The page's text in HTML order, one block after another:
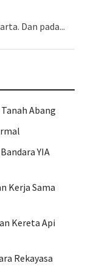
Dan pada...
Abang
YIA
Kerja Sama
Kereta Api
Rekayasa